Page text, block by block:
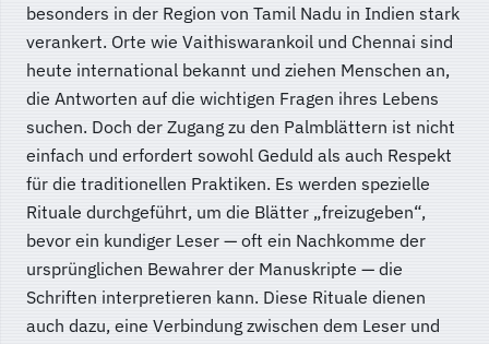
besonders in der Region von Tamil Nadu in Indien stark
verankert. Orte wie Vaithiswarankoil und Chennai sind
heute international bekannt und ziehen Menschen an,
die Antworten auf die wichtigen Fragen ihres Lebens
suchen. Doch der Zugang zu den Palmblättern ist nicht
einfach und erfordert sowohl Geduld als auch Respekt
für die traditionellen Praktiken. Es werden spezielle
Rituale durchgeführt, um die Blätter „freizugeben“,
bevor ein kundiger Leser — oft ein Nachkomme der
ursprünglichen Bewahrer der Manuskripte — die
Schriften interpretieren kann. Diese Rituale dienen
auch dazu, eine Verbindung zwischen dem Leser und